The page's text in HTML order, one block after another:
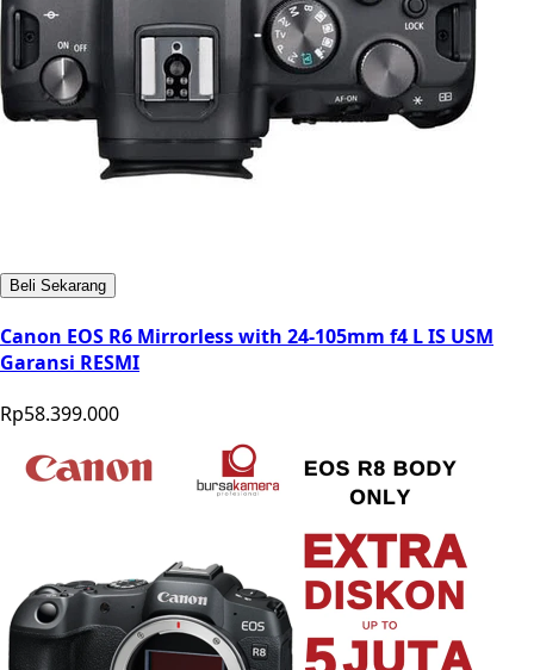
Beli Sekarang
Canon EOS R6 Mirrorless with 24-105mm f4 L IS USM
Garansi RESMI
Rp58.399.000